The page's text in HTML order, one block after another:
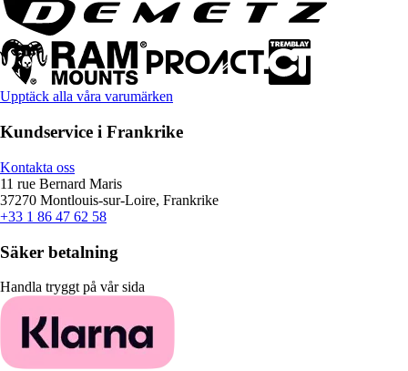
Upptäck alla våra varumärken
Kundservice i Frankrike
Kontakta oss
11 rue Bernard Maris
37270 Montlouis-sur-Loire, Frankrike
+33 1 86 47 62 58
Säker betalning
Handla tryggt på vår sida